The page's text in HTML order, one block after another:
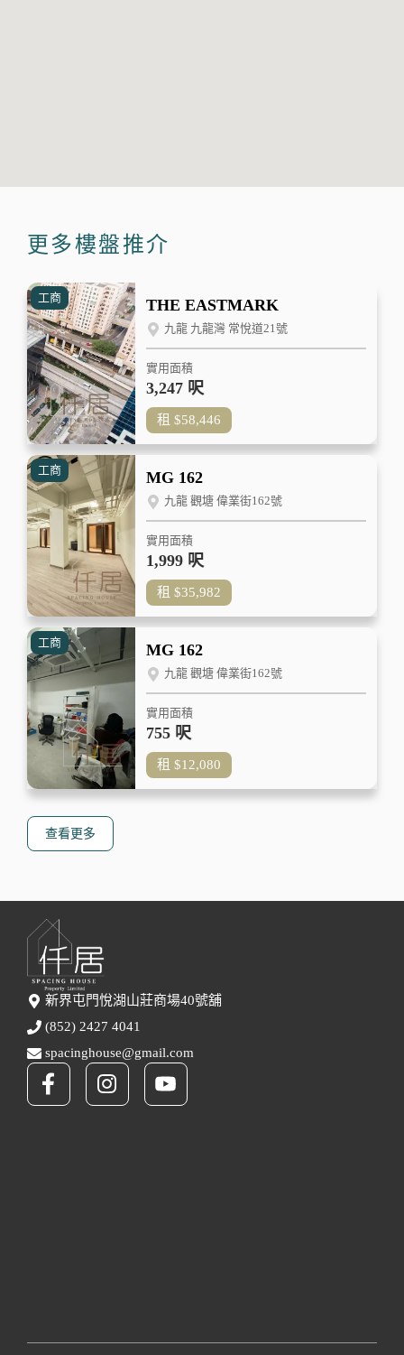
更多樓盤推介
查看更多
工商 THE EASTMARK
九龍 九龍灣 常悅道21號
實用面積
3,247 呎
租 $58,446
工商 MG 162
九龍 觀塘 偉業街162號
實用面積
1,999 呎
租 $35,982
工商 MG 162
九龍 觀塘 偉業街162號
實用面積
755 呎
租 $12,080
新界屯門悅湖山莊商場40號舖
(852) 2427 4041
spacinghouse@gmail.com